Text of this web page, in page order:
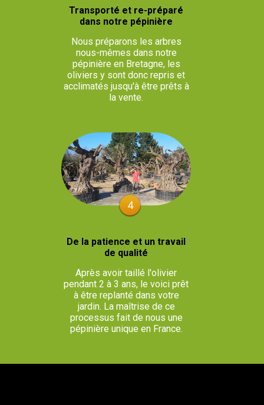
Transporté et re-préparé
dans notre pépinière
Nous préparons les arbres
nous-mêmes dans notre
pépinière en Bretagne, les
oliviers y sont donc repris et
acclimatés jusqu'à être prêts à
la vente.
4
De la patience et un travail
de qualité
Après avoir taillé l'olivier
pendant 2 à 3 ans, le voici prêt
à être replanté dans votre
jardin. La maîtrise de ce
processus fait de nous une
pépinière unique en France.